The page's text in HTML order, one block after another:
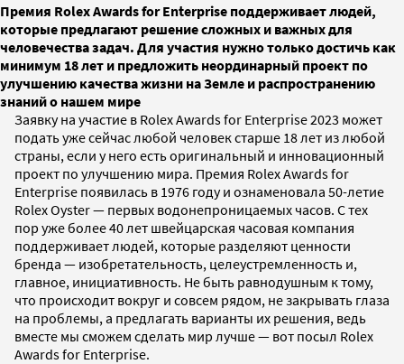
Премия Rolex Awards for Enterprise поддерживает людей,
которые предлагают решение сложных и важных для
человечества задач. Для участия нужно только достичь как
минимум 18 лет и предложить неординарный проект по
улучшению качества жизни на Земле и распространению
знаний о нашем мире
Заявку на участие в Rolex Awards for Enterprise 2023 может
подать уже сейчас любой человек старше 18 лет из любой
страны, если у него есть оригинальный и инновационный
проект по улучшению мира. Премия Rolex Awards for
Enterprise появилась в 1976 году и ознаменовала 50-летие
Rolex Oyster — первых водонепроницаемых часов. С тех
пор уже более 40 лет швейцарская часовая компания
поддерживает людей, которые разделяют ценности
бренда — изобретательность, целеустремленность и,
главное, инициативность. Не быть равнодушным к тому,
что происходит вокруг и совсем рядом, не закрывать глаза
на проблемы, а предлагать варианты их решения, ведь
вместе мы сможем сделать мир лучше — вот посыл Rolex
Awards for Enterprise.